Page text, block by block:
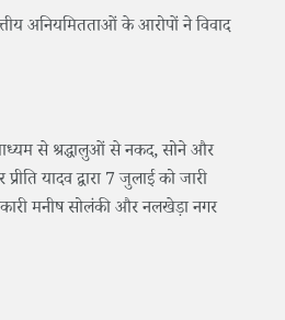
अनियमितताओं के आरोपों ने विवाद
से श्रद्धालुओं से नकद, सोने और
यादव द्वारा 7 जुलाई को जारी
मनीष सोलंकी और नलखेड़ा नगर